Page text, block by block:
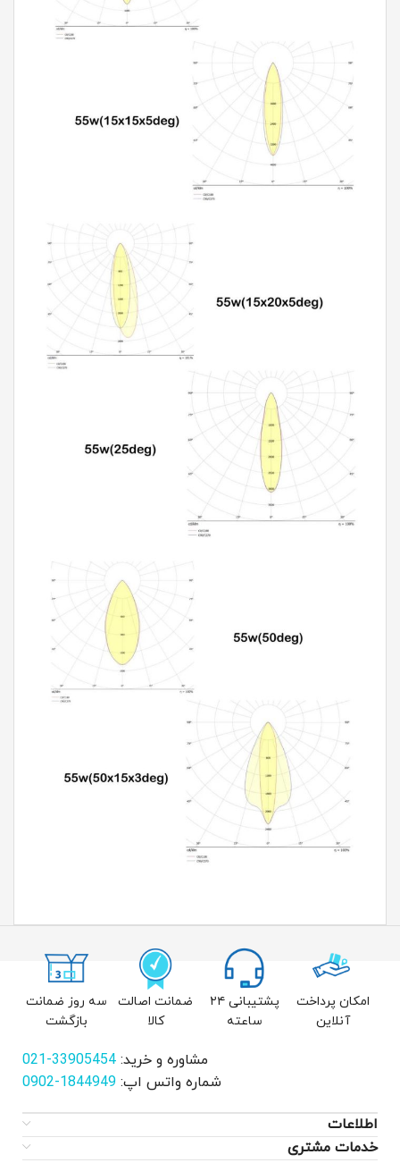
امکان پرداخت
آنلاین
پشتیبانی ۲۴
ساعته
ضمانت اصالت
کالا
سه روز ضمانت
بازگشت
مشاوره و خرید: 33905454-021
شماره واتس اپ:1844949-0902
اطلاعات
خدمات مشتری